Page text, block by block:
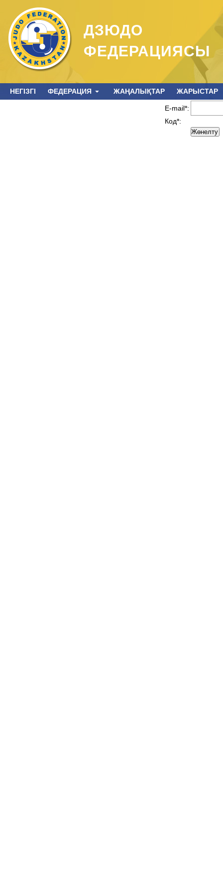
ДЗЮДО
ФЕДЕРАЦИЯСЫ
НЕГІЗГІ ФЕДЕРАЦИЯ ЖАҢАЛЫҚТАР ЖАРЫСТАР
E-mail*:
Код*: